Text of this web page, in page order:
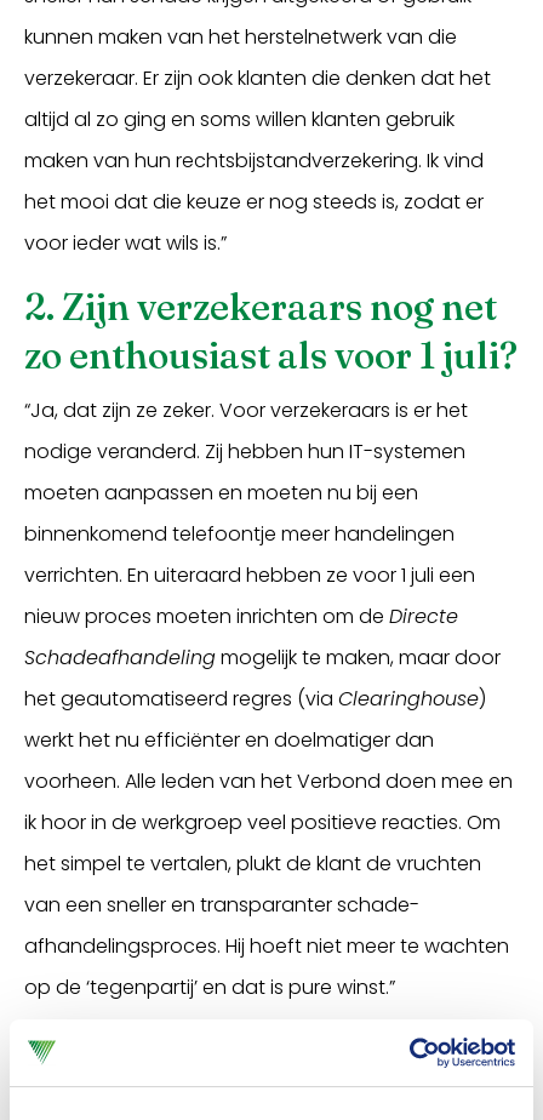
kunnen maken van het herstelnetwerk van die
verzekeraar. Er zijn ook klanten die denken dat het
altijd al zo ging en soms willen klanten gebruik
maken van hun rechtsbijstandverzekering. Ik vind
het mooi dat die keuze er nog steeds is, zodat er
voor ieder wat wils is.”
2. Zijn verzekeraars nog net
zo enthousiast als voor 1 juli?
“Ja, dat zijn ze zeker. Voor verzekeraars is er het
nodige veranderd. Zij hebben hun IT-systemen
moeten aanpassen en moeten nu bij een
binnenkomend telefoontje meer handelingen
verrichten. En uiteraard hebben ze voor 1 juli een
nieuw proces moeten inrichten om de Directe
Schadeafhandelingmogelijk te maken, maar door
het geautomatiseerd regres (via Clearinghouse)
werkt het nu efficiënter en doelmatiger dan
voorheen. Alle leden van het Verbond doen mee en
ik hoor in de werkgroep veel positieve reacties. Om
het simpel te vertalen, plukt de klant de vruchten
van een sneller en transparanter schade-
afhandelingsproces. Hij hoeft niet meer te wachten
op de ‘tegenpartij’ en dat is pure winst.”